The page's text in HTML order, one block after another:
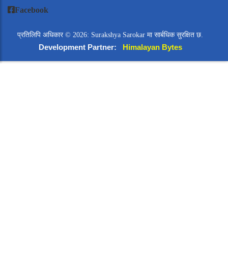
Facebook
प्रतिलिपि अधिकार © 2026: Surakshya Sarokar मा सार्बधिक सुरक्षित छ.
Development Partner: Himalayan Bytes